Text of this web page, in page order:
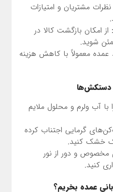
نظرات مشتریان و امتیازات
از امکان بازگشت کالا در
شوید.
عمده معمولاً با کاهش هزینه
آب ولرم و محلول ملایم
گرمایی اجتناب کرده
خشک کنید.
و دور از نور
کنید.